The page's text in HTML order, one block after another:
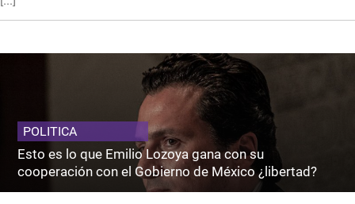
POLITICA
Esto es lo que Emilio Lozoya gana con su
cooperación con el Gobierno de México ¿libertad?